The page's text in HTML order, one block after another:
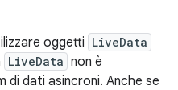
oggetti LiveData
LiveData non è
dati asincroni. Anche se